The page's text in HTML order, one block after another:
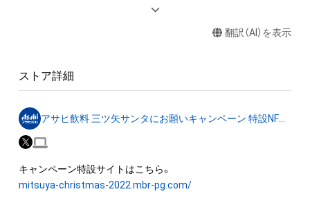
ロゴ等を含みますがこれらに限られません。) にかかる知的財
を出願する権利を含みます。) を意味します。) は、本アイテム
を受けている者によって保護されています。
そのため、本アイテムを保有していたとしても、本アイテムに関
する創作物にかかる知的財産権を有することを意味しません。
・本アイテムの著作権を有する方、著作隣接権の権利者またはそ
の管理委託を受けている者からの事前の同 意なしに、上記の
「本アイテムの保有者が有する権利」の範囲を超えた行為、知的
翻訳（AI）を表示
ストア詳細
アサヒ飲料 三ツ矢サンタにお願いキャンペーン 特設NFTストア
mitsuya-christmas-2022.mbr-pg.com/